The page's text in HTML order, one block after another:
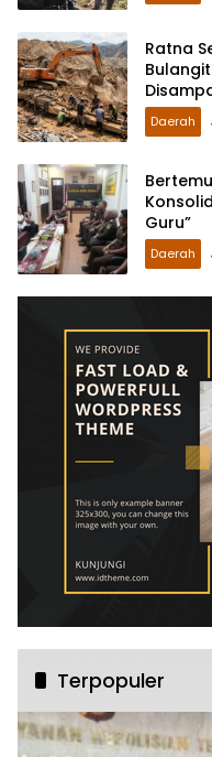
Ratna
Daerah
Guru”
Daerah
Terpopuler